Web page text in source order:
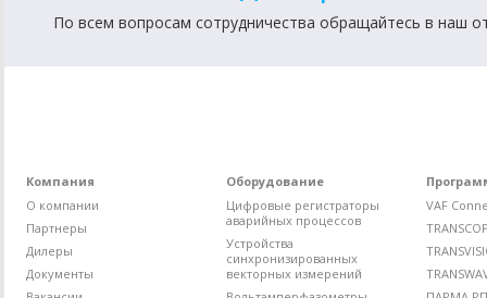
По всем вопросам сотрудничества обращайтесь в наш
Компания
О компании
Партнеры
Дилеры
Документы
Оборудование
Цифровые регистраторы
аварийных процессов
Устройства
синхронизированных
векторных измерений
VAF